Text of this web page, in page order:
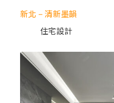
新北 – 清新墨韻
住宅設計